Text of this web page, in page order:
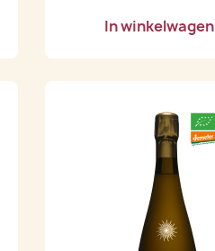
In winkelwagen